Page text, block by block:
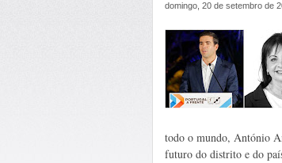
domingo, 20 de setembro de
todo o mundo, António
futuro do distrito e do